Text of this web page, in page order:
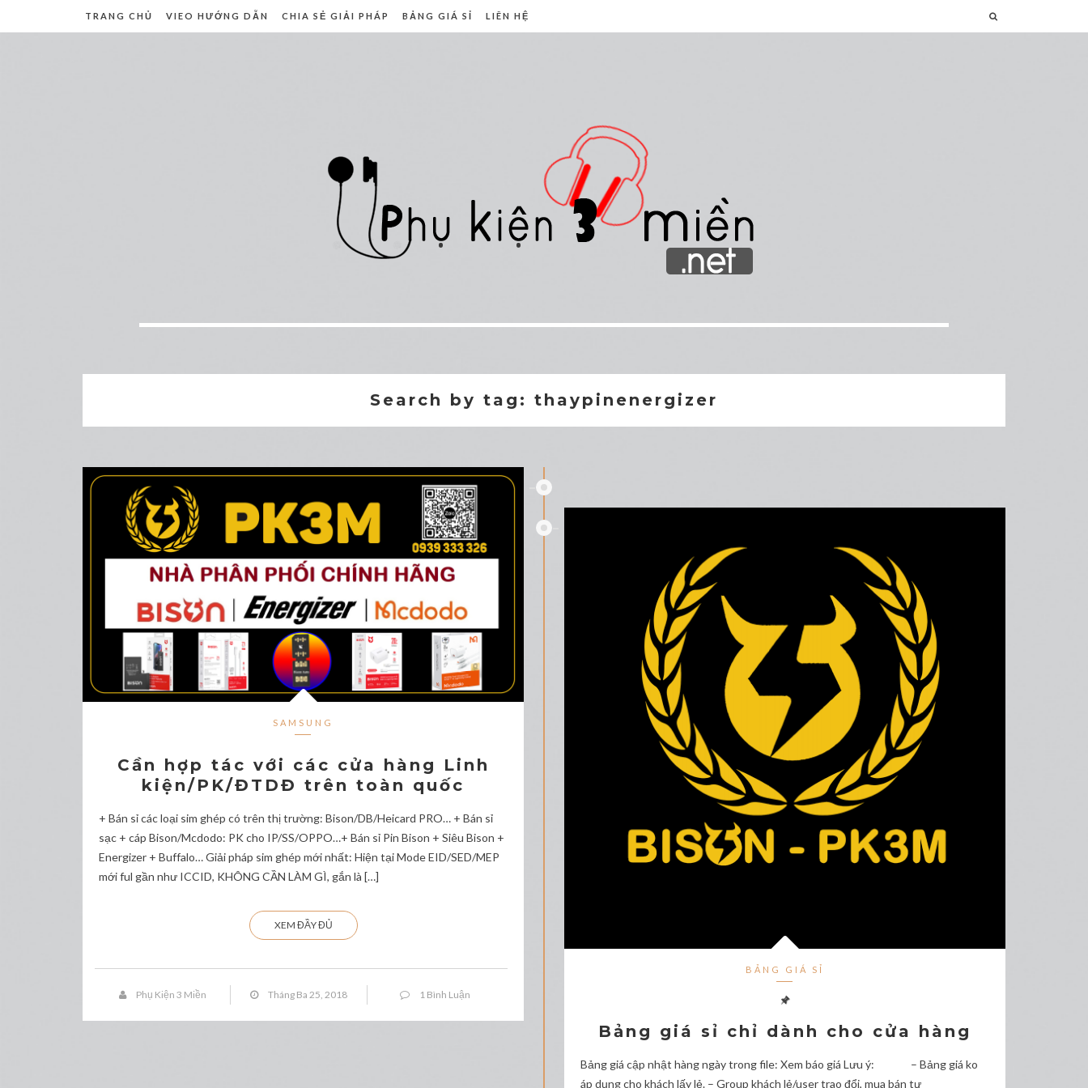
TRANG CHỦ VIEO HƯỚNG DẪN CHIA SẺ GIẢI PHÁP BẢNG GIÁ SỈ LIÊN HỆ
Search by tag: thaypinenergizer
SAMSUNG
Cần hợp tác với các cửa hàng Linh
kiện/PK/ĐTDĐ trên toàn quốc
+ Bán sỉ các loại sim ghép có trên thị trường: Bison/DB/Heicard PRO… + Bán sỉ
sạc + cáp Bison/Mcdodo: PK cho IP/SS/OPPO…+ Bán sỉ Pin Bison + Siêu Bison +
Energizer + Buffalo… Giải pháp sim ghép mới nhất: Hiện tại Mode EID/SED/MEP
mới ful gần như ICCID, KHÔNG CẦN LÀM GÌ, gắn là […]
XEM ĐẦY ĐỦ
Phụ Kiện 3 Miền Tháng Ba 25, 2018 1 Bình Luận
BẢNG GIÁ SỈ
Bảng giá sỉ chỉ dành cho cửa hàng
Bảng giá cập nhật hàng ngày trong file: Xem báo giá Lưu ý: – Bảng giá ko
áp dụng cho khách lấy lẻ. – Group khách lẻ/user trao đổi, mua bán tự